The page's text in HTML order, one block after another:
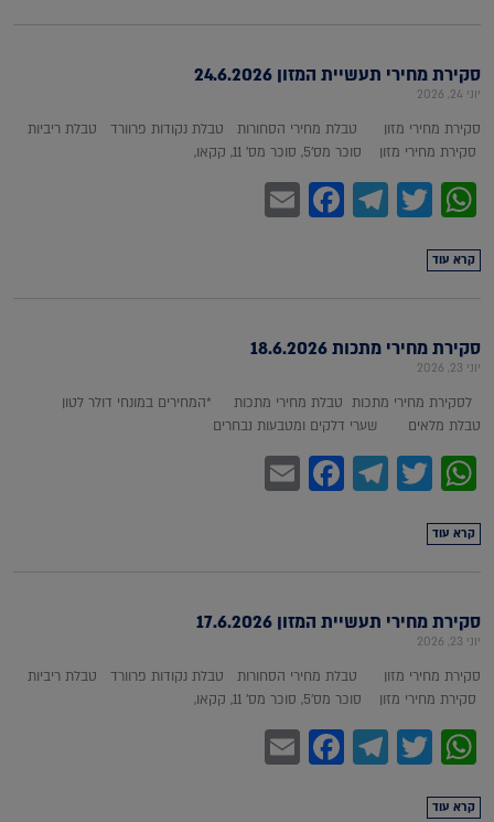
סקירת מחירי תעשיית המזון 24.6.2026
יוני 24, 2026
סקירת מחירי מזון טבלת מחירי הסחורות טבלת נקודות פרוורד טבלת ריביות
סקירת מחירי מזון סוכר מס'5, סוכר מס' 11, קקאו,
WhatsApp
Twitter
Telegram
Facebook
קרא עוד
סקירת מחירי מתכות 18.6.2026
יוני 23, 2026
לסקירת מחירי מתכות טבלת מחירי מתכות *המחירים במונחי דולר לטון
טבלת מלאים שערי דלקים ומטבעות נבחרים
WhatsApp
Twitter
Telegram
Facebook
קרא עוד
סקירת מחירי תעשיית המזון 17.6.2026
יוני 23, 2026
סקירת מחירי מזון טבלת מחירי הסחורות טבלת נקודות פרוורד טבלת ריביות
סקירת מחירי מזון סוכר מס'5, סוכר מס' 11, קקאו,
WhatsApp
Twitter
Telegram
Facebook
קרא עוד